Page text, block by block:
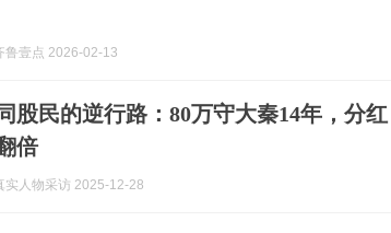
鲁壹点 2026-02-13
股民的逆行路：80万守大秦14年，分红
倍
实人物采访 2025-12-28